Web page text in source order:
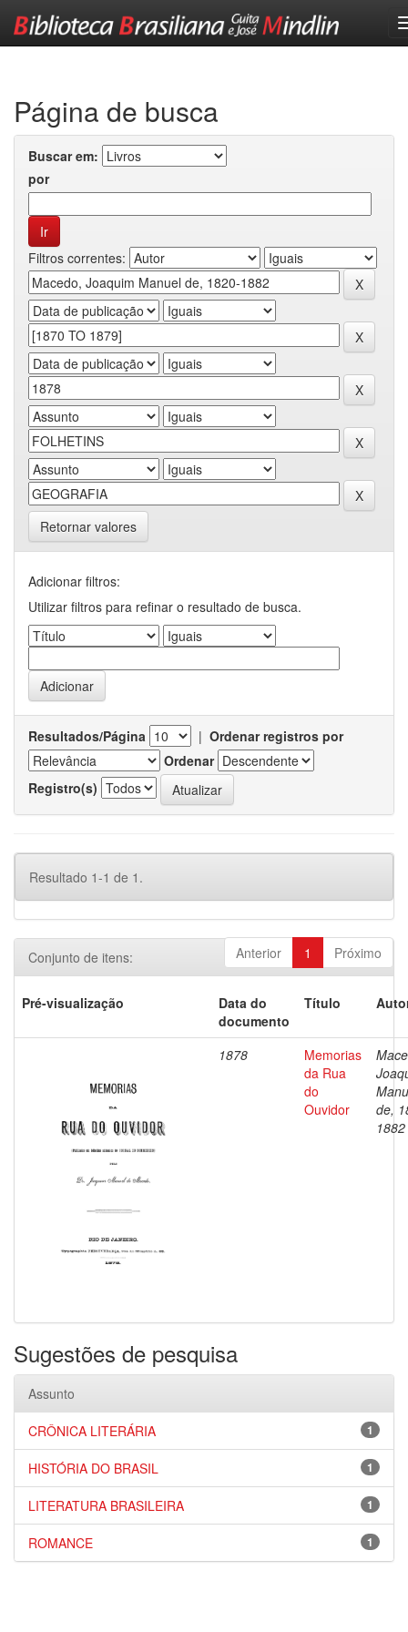
Página de busca
Buscar em:
por
Filtros correntes:
Retornar valores
Adicionar filtros:
Utilizar filtros para refinar o resultado de busca.
Resultados/Página | Ordenar registros por
Ordenar
Registro(s)
Resultado 1-1 de 1.
Anterior 1 Próximo
Conjunto de itens:
Pré-visualização
Data do
documento
Título
1878
Memorias
da Rua
do
Ouvidor
de,
1882
Sugestões de pesquisa
Assunto
1
CRÔNICA LITERÁRIA
1
HISTÓRIA DO BRASIL
1
LITERATURA BRASILEIRA
1
ROMANCE